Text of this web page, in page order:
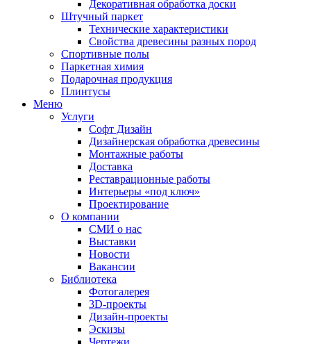
Декоративная обработка доски
Штучный паркет
Технические характеристики
Свойства древесины разных пород
Спортивные полы
Паркетная химия
Подарочная продукция
Плинтусы
Меню
Услуги
Софт Дизайн
Дизайнерская обработка древесины
Монтажные работы
Доставка
Реставрационные работы
Интерьеры «под ключ»
Проектирование
О компании
СМИ о нас
Выставки
Новости
Вакансии
Библиотека
Фотогалерея
3D-проекты
Дизайн-проекты
Эскизы
Чертежи